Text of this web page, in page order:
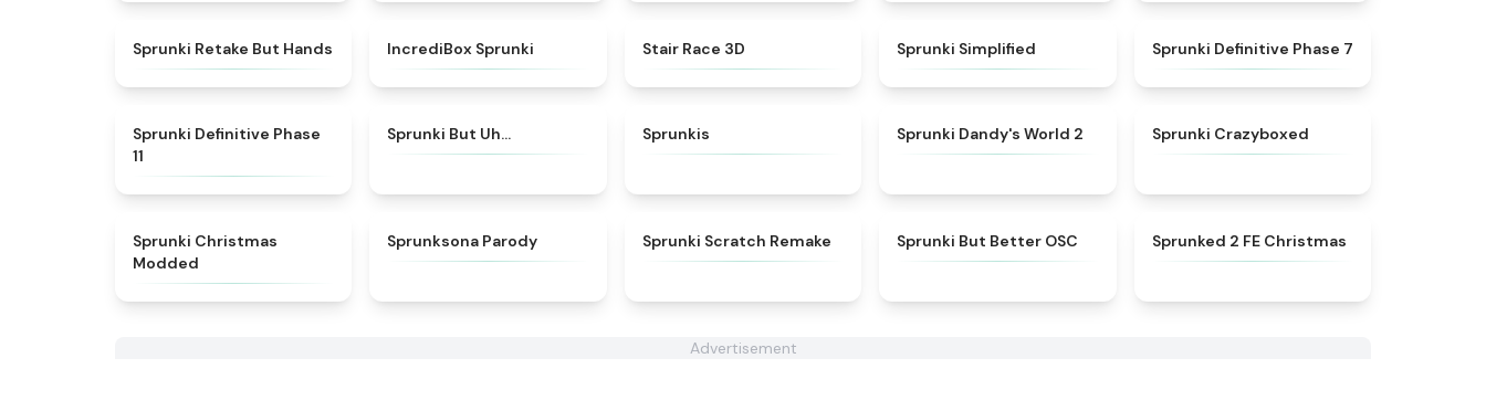
4.5
Sprunki Retake But Hands IncrediBox Sprunki Stair Race 3D Sprunki Simplified 4.4
Sprunki Definitive Phase 7
Sprunki Definitive Phase
11
Sprunki But Uh… Sprunkis ★4.7
Sprunki Dandy's World 2 Sprunki Crazyboxed
Sprunki Christmas
Modded
Sprunksona Parody ★
Sprunki Scratch Remake ★
Sprunki But Better OSC Sprunked 2 FE Christmas
Advertisement